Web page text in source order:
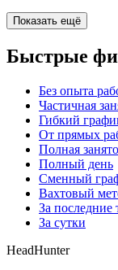
Показать ещё
Быстрые
Без опыта
Частичная
Гибкий
От прямых
Полная
Полный день
Сменный
Вахтовый
За последние
За сутки
HeadHunter